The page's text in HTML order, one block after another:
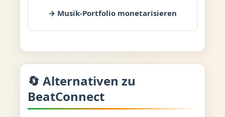
→ Musik-Portfolio monetarisieren
🔄 Alternativen zu
BeatConnect